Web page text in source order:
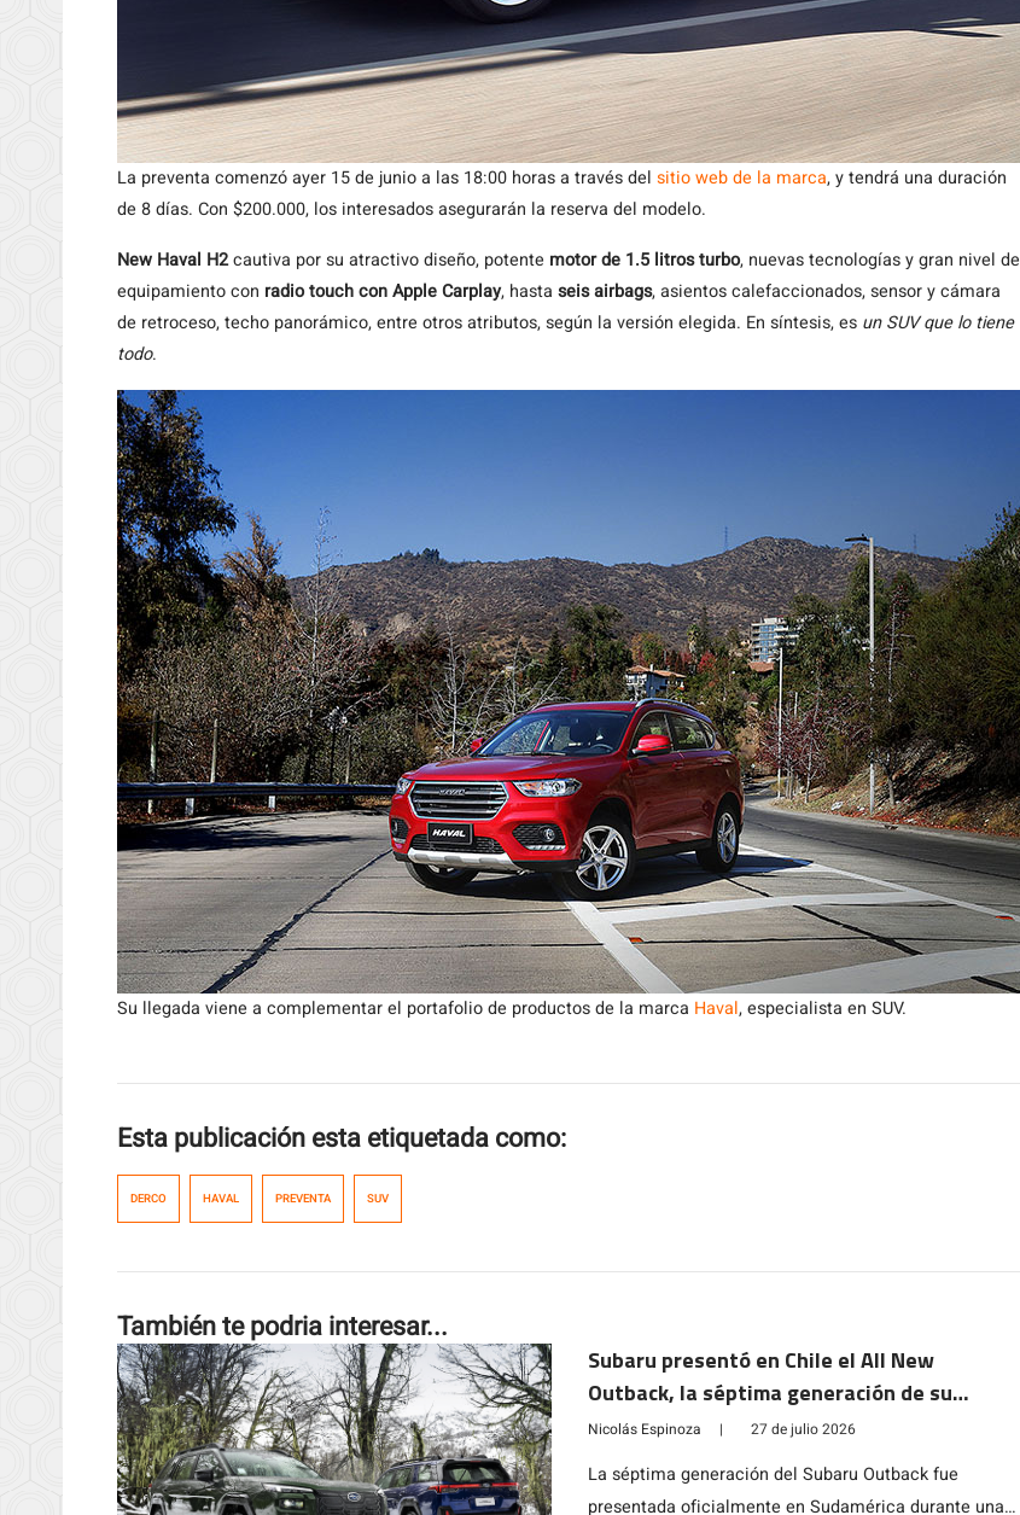
La preventa comenzó ayer 15 de junio a las 18:00 horas a través del sitio web de la marca, y tendrá una duración
de 8 días. Con $200.000, los interesados asegurarán la reserva del modelo.
New Haval H2cautiva por su atractivo diseño, potente motor de 1.5 litros turbo, nuevas tecnologías y gran nivel de
equipamiento con radio touch con Apple Carplay, hasta seis airbags, asientos calefaccionados, sensor y cámara
de retroceso, techo panorámico, entre otros atributos, según la versión elegida. En síntesis, es un SUV que lo tiene
todo.
Su llegada viene a complementar el portafolio de productos de la marca Haval, especialista en SUV.
Esta publicación esta etiquetada como:
DERCO HAVAL PREVENTA SUV
También te podria interesar...
Subaru presentó en Chile el All New
Outback, la séptima generación de su
modelo ícono
Nicolás Espinoza | 27 de julio 2026
La séptima generación del Subaru Outback fue
presentada oficialmente en Sudamérica durante una